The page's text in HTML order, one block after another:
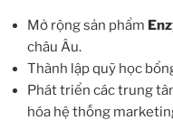
Mở rộng sản phẩm
châu Âu.
Thành lập quỹ học
Phát triển các trung
hóa hệ thống